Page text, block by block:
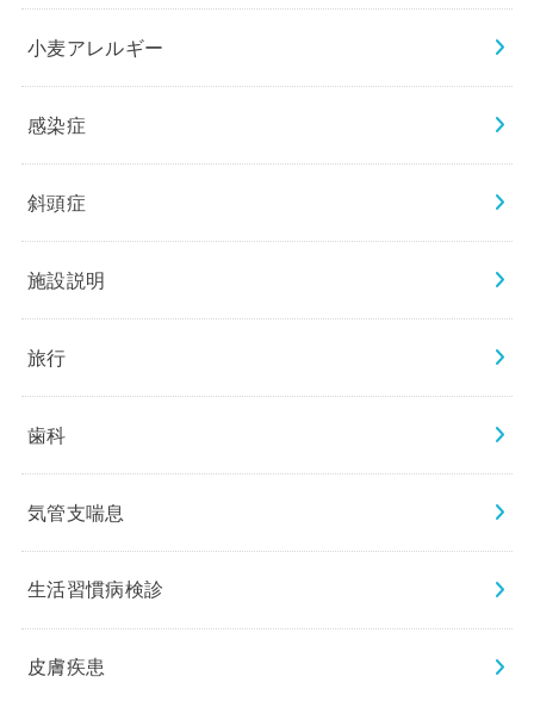
小麦アレルギー
感染症
斜頭症
施設説明
旅行
歯科
気管支喘息
生活習慣病検診
皮膚疾患